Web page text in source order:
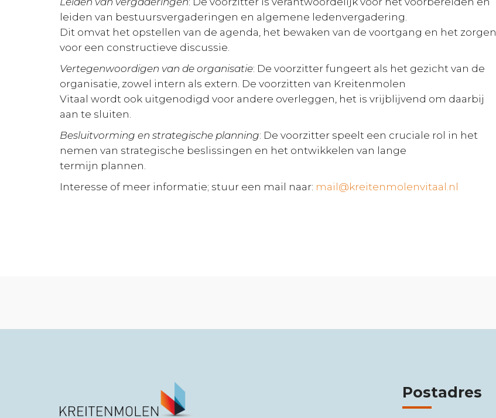
leiden van bestuursvergaderingen en algemene ledenvergadering.
Dit omvat het opstellen van de agenda, het bewaken van de voortgang en het zorgen
voor een constructieve discussie.
Vertegenwoordigen van de organisatie: De voorzitter fungeert als het gezicht van de
organisatie, zowel intern als extern. De voorzitten van Kreitenmolen
Vitaal wordt ook uitgenodigd voor andere overleggen, het is vrijblijvend om daarbij
aan te sluiten.
Besluitvorming en strategische planning: De voorzitter speelt een cruciale rol in het
nemen van strategische beslissingen en het ontwikkelen van lange
termijn plannen.
Interesse of meer informatie; stuur een mail naar: mail@kreitenmolenvitaal.nl
Postadres